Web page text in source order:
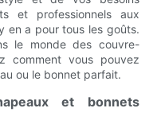
et professionnels aux
en a pour tous les goûts.
le monde des couvre-
comment vous pouvez
ou le bonnet parfait.
et bonnets